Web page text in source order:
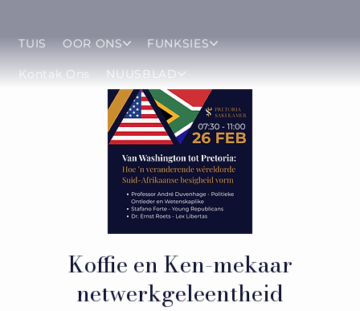
TUIS OOR ONS FUNKSIES
Kontak Ons NUUSBLAD
Koffie en Ken-mekaar
netwerkgeleentheid